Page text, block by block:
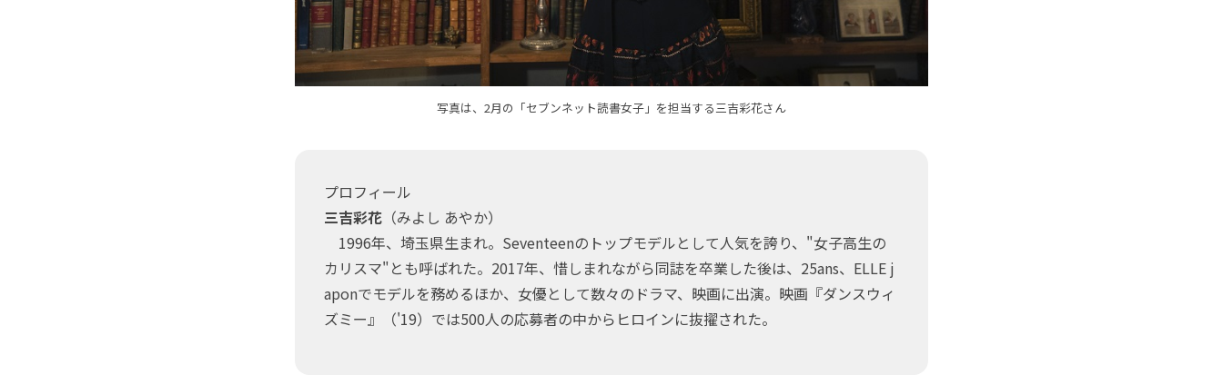
写真は、2月の「セブンネット読書女子」を担当する三吉彩花さん
プロフィール
三吉彩花 （みよし あやか）
1996年、埼玉県生まれ。Seventeenのトップモデルとして人気を誇り、"女子高生の
カリスマ"とも呼ばれた。2017年、惜しまれながら同誌を卒業した後は、25ans、ELLE j
aponでモデルを務めるほか、女優として数々のドラマ、映画に出演。映画『ダンスウィ
ズミー』（'19）では500人の応募者の中からヒロインに抜擢された。